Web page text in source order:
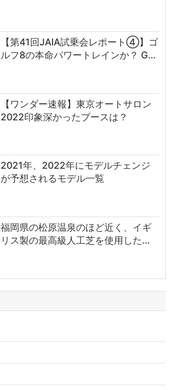
【第41回JAIA試乗会レポート④】ゴ
ルフ8の本命パワートレインか？ G…
【ワンダー速報】東京オートサロン
2022印象深かったブースは？
2021年、2022年にモデルチェンジ
が予想されるモデル一覧
福岡県の松原温泉のほど近く、イギ
リス製の最高級人工芝を使用した…